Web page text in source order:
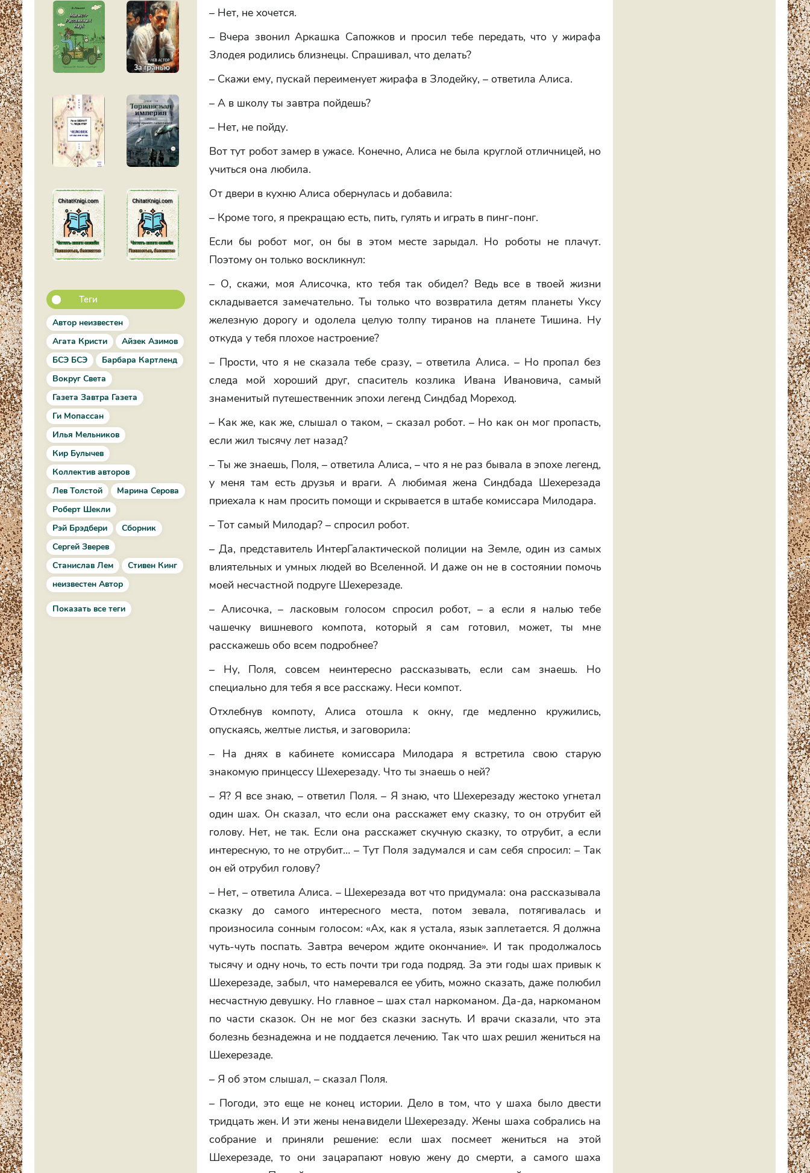
Теги
Автор неизвестен
Агата Кристи
Айзек Азимов
БСЭ БСЭ
Барбара Картленд
Вокруг Света
Газета Завтра Газета
Ги Мопассан
Илья Мельников
Кир Булычев
Коллектив авторов
Лев Толстой
Марина Серова
Роберт Шекли
Рэй Брэдбери
Сборник
Сергей Зверев
Станислав Лем
Стивен Кинг
неизвестен Автор
Показать все теги
– Нет, не хочется.
– Вчера звонил Аркашка Сапожков и просил тебе передать, что у жирафа
Злодея родились близнецы. Спрашивал, что делать?
– Скажи ему, пускай переименует жирафа в Злодейку, – ответила Алиса.
– А в школу ты завтра пойдешь?
– Нет, не пойду.
Вот тут робот замер в ужасе. Конечно, Алиса не была круглой отличницей, но
учиться она любила.
От двери в кухню Алиса обернулась и добавила:
– Кроме того, я прекращаю есть, пить, гулять и играть в пинг-понг.
Если бы робот мог, он бы в этом месте зарыдал. Но роботы не плачут.
Поэтому он только воскликнул:
– О, скажи, моя Алисочка, кто тебя так обидел? Ведь все в твоей жизни
складывается замечательно. Ты только что возвратила детям планеты Уксу
железную дорогу и одолела целую толпу тиранов на планете Тишина. Ну
откуда у тебя плохое настроение?
– Прости, что я не сказала тебе сразу, – ответила Алиса. – Но пропал без
следа мой хороший друг, спаситель козлика Ивана Ивановича, самый
знаменитый путешественник эпохи легенд Синдбад Мореход.
– Как же, как же, слышал о таком, – сказал робот. – Но как он мог пропасть,
если жил тысячу лет назад?
– Ты же знаешь, Поля, – ответила Алиса, – что я не раз бывала в эпохе легенд,
у меня там есть друзья и враги. А любимая жена Синдбада Шехерезада
приехала к нам просить помощи и скрывается в штабе комиссара Милодара.
– Тот самый Милодар? – спросил робот.
– Да, представитель ИнтерГалактической полиции на Земле, один из самых
влиятельных и умных людей во Вселенной. И даже он не в состоянии помочь
моей несчастной подруге Шехерезаде.
– Алисочка, – ласковым голосом спросил робот, – а если я налью тебе
чашечку вишневого компота, который я сам готовил, может, ты мне
расскажешь обо всем подробнее?
– Ну, Поля, совсем неинтересно рассказывать, если сам знаешь. Но
специально для тебя я все расскажу. Неси компот.
Отхлебнув компоту, Алиса отошла к окну, где медленно кружились,
опускаясь, желтые листья, и заговорила:
– На днях в кабинете комиссара Милодара я встретила свою старую
знакомую принцессу Шехерезаду. Что ты знаешь о ней?
– Я? Я все знаю, – ответил Поля. – Я знаю, что Шехерезаду жестоко угнетал
один шах. Он сказал, что если она расскажет ему сказку, то он отрубит ей
голову. Нет, не так. Если она расскажет скучную сказку, то отрубит, а если
интересную, то не отрубит… – Тут Поля задумался и сам себя спросил: – Так
он ей отрубил голову?
– Нет, – ответила Алиса. – Шехерезада вот что придумала: она рассказывала
сказку до самого интересного места, потом зевала, потягивалась и
произносила сонным голосом: «Ах, как я устала, язык заплетается. Я должна
чуть-чуть поспать. Завтра вечером ждите окончание». И так продолжалось
тысячу и одну ночь, то есть почти три года подряд. За эти годы шах привык к
Шехерезаде, забыл, что намеревался ее убить, можно сказать, даже полюбил
несчастную девушку. Но главное – шах стал наркоманом. Да-да, наркоманом
по части сказок. Он не мог без сказки заснуть. И врачи сказали, что эта
болезнь безнадежна и не поддается лечению. Так что шах решил жениться на
Шехерезаде.
– Я об этом слышал, – сказал Поля.
– Погоди, это еще не конец истории. Дело в том, что у шаха было двести
тридцать жен. И эти жены ненавидели Шехерезаду. Жены шаха собрались на
собрание и приняли решение: если шах посмеет жениться на этой
Шехерезаде, то они зацарапают новую жену до смерти, а самого шаха